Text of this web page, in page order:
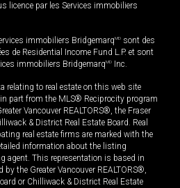
licence par les Services immobiliers
immobiliers BridgemarqMD sont des
de Residential Income Fund L.P. et sont
immobiliers BridgemarqMD Inc.
relating to real estate on this web site
part from the MLS® Reciprocity program
Vancouver REALTORS®, the Fraser
& District Real Estate Board. Real
real estate firms are marked with the
information about the listing
agent. This representation is based in
by the Greater Vancouver REALTORS®,
or Chilliwack & District Real Estate